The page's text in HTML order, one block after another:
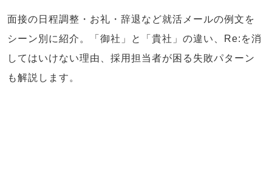
面接の日程調整・お礼・辞退など就活メールの例文を
シーン別に紹介。「御社」と「貴社」の違い、Re:を消
してはいけない理由、採用担当者が困る失敗パターン
も解説します。